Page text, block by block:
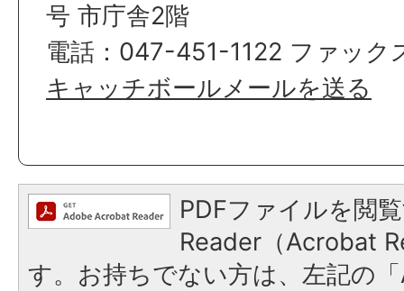
号 市庁舎2階
電話：047-451-1122 ファッ
キャッチボールメールを送る
PDFファイルを閲
Reader（Acrobat
す。お持ちでない方は、左記の